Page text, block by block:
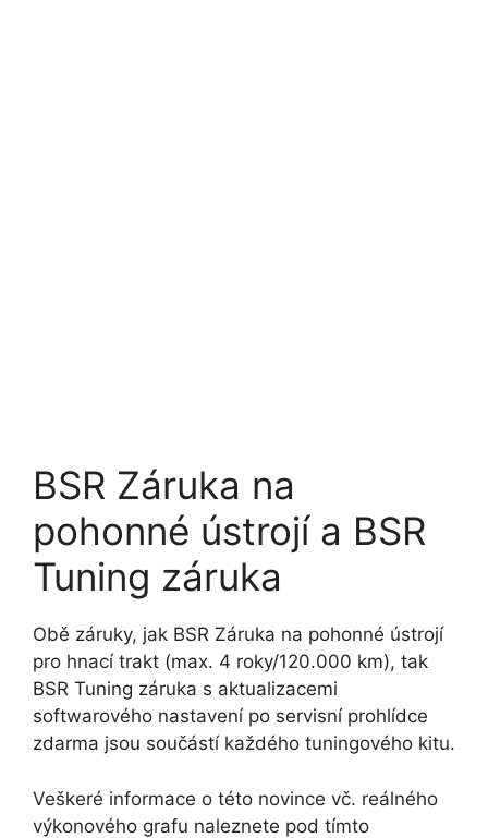
BSR Záruka na
pohonné ústrojí a BSR
Tuning záruka
Obě záruky, jak BSR Záruka na pohonné ústrojí
pro hnací trakt (max. 4 roky/120.000 km), tak
BSR Tuning záruka s aktualizacemi
softwarového nastavení po servisní prohlídce
zdarma jsou součástí každého tuningového kitu.
Veškeré informace o této novince vč. reálného
výkonového grafu naleznete pod tímto